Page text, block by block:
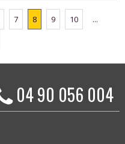
7 8 9 10
...
04 90 056 004